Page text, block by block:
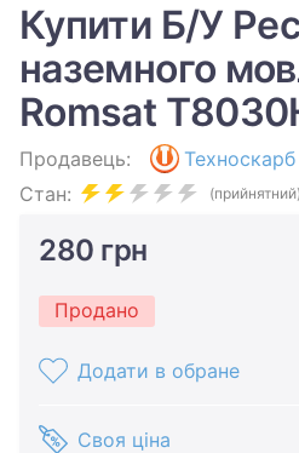
Купити Б/У
наземного
Romsat
Продавець:
Техноскарб
Стан:
(прийнятний)
280 грн
Продано
Додати в обране
Своя ціна